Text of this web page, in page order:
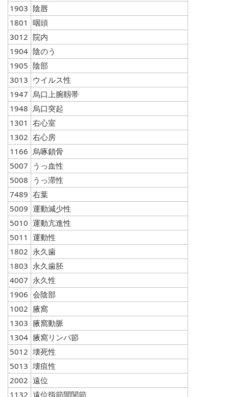
1903 陰唇
1801 咽頭
3012 院内
1904 陰のう
1905 陰部
3013 ウイルス性
1947 烏口上腕靱帯
1948 烏口突起
1301 右心室
1302 右心房
1166 烏啄鎖骨
5007 うっ血性
5008 うっ滞性
7489 右葉
5009 運動減少性
5010 運動亢進性
5011 運動性
1802 永久歯
1803 永久歯胚
4007 永久性
1906 会陰部
1002 腋窩
1303 腋窩動脈
1304 腋窩リンパ節
5012 壊死性
5013 壊疽性
2002 遠位
1132 遠位指節間関節